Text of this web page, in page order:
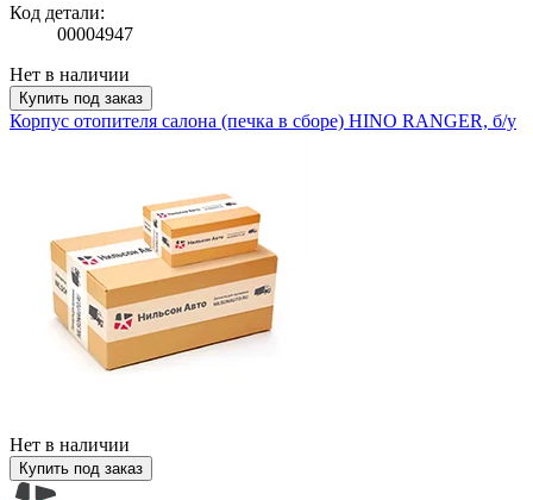
Код детали:
00004947
Нет в наличии
Купить под заказ
Корпус отопителя салона (печка в сборе) HINO RANGER, б/у
Нет в наличии
Купить под заказ